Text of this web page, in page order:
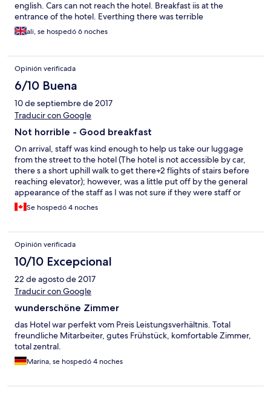
english. Cars can not reach the hotel. Breakfast iis at the
entrance of the hotel. Everthing there was terrible
ali, se hospedó 6 noches
Opinión verificada
6/10 Buena
10 de septiembre de 2017
Traducir con Google
Not horrible - Good breakfast
On arrival, staff was kind enough to help us take our luggage
from the street to the hotel (The hotel is not accessible by car,
there s a short uphill walk to get there+2 flights of stairs before
reaching elevator); however, was a little put off by the general
appearance of the staff as I was not sure if they were staff or
thieves really, I felt like would be appreciated if they wore a
hotel staff badge at the least. The room was nice, the AC could
that the tiny shampoo, body wash etc were not
refilled/replaced over 4 nights there until we specifically asked
for it and even then no body wash. Safe malfunctioned too, staff
attempted repair and failed, they promised to fix/replace in the
morning and did not.Otherwise, staff is kind, they speak English
and are helpful. Breakfast was great. Location was good too.
ratings suggested.
Se hospedó 4 noches
Opinión verificada
10/10 Excepcional
22 de agosto de 2017
Traducir con Google
wunderschöne Zimmer
das Hotel war perfekt vom Preis Leistungsverhältnis. Total
freundliche Mitarbeiter, gutes Frühstück, komfortable Zimmer,
total zentral.
Marina, se hospedó 4 noches